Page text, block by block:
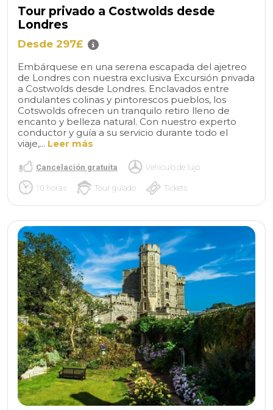
Tour privado a Costwolds desde
Londres
Desde 297£
Embárquese en una serena escapada del ajetreo
de Londres con nuestra exclusiva Excursión privada
a Costwolds desde Londres. Enclavados entre
ondulantes colinas y pintorescos pueblos, los
Cotswolds ofrecen un tranquilo retiro lleno de
encanto y belleza natural. Con nuestro experto
conductor y guía a su servicio durante todo el
viaje,... Leer más
Cancelación gratuita Vehículo de lujo
10 horas Tour guiado Tickets